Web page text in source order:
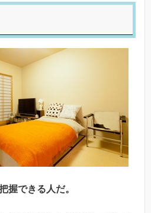
握できる人だ。